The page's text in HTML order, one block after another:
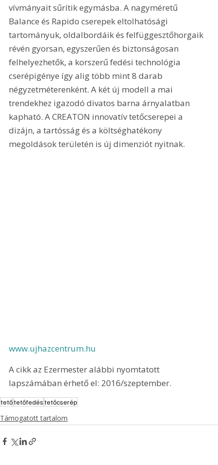
vívmányait sűrítik egymásba. A nagyméretű
Balance és Rapido cserepek eltolhatósági
tartományuk, oldalbordáik és felfüggesztőhorgaik
révén gyorsan, egyszerűen és biztonságosan
felhelyezhetők, a korszerű fedési technológia
cserépigénye így alig több mint 8 darab
négyzetméterenként. A két új modell a mai
trendekhez igazodó divatos barna árnyalatban
kapható. A CREATON innovatív tetőcserepei a
dizájn, a tartósság és a költséghatékony
megoldások területén is új dimenziót nyitnak.
www.ujhazcentrum.hu
A cikk az Ezermester alábbi nyomtatott
lapszámában érhető el: 2016/szeptember.
tetőtetőfedéstetőcserép
Támogatott tartalom